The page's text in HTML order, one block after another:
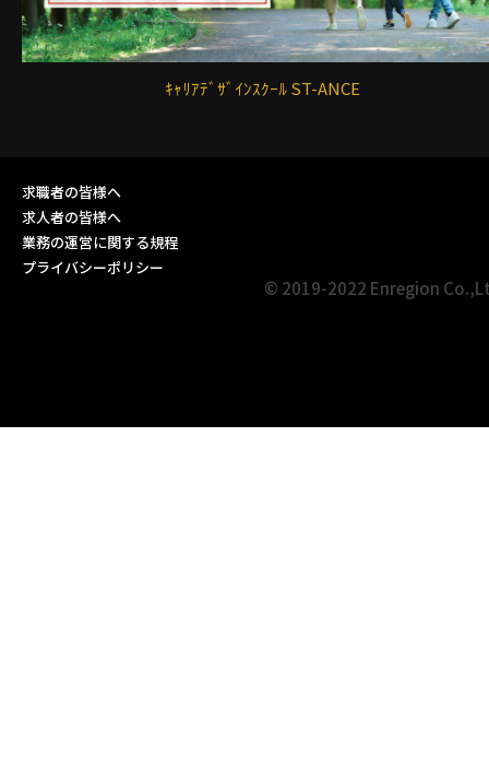
ｷｬﾘｱﾃﾞｻﾞｲﾝｽｸｰﾙ ST-ANCE
求職者の皆様へ
求人者の皆様へ
業務の運営に関する規程
プライバシーポリシー
© 2019-2022 Enregion